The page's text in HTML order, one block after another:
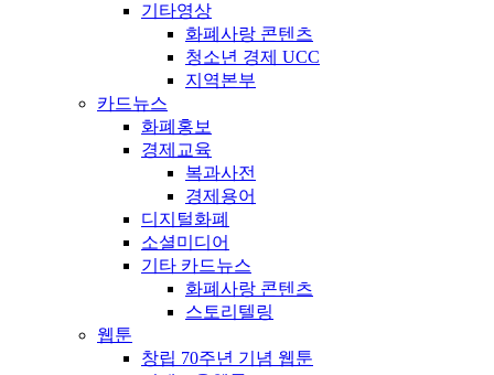
기타영상
화폐사랑 콘텐츠
청소년 경제 UCC
지역본부
카드뉴스
화폐홍보
경제교육
복과사전
경제용어
디지털화폐
소셜미디어
기타 카드뉴스
화폐사랑 콘텐츠
스토리텔링
웹툰
창립 70주년 기념 웹툰